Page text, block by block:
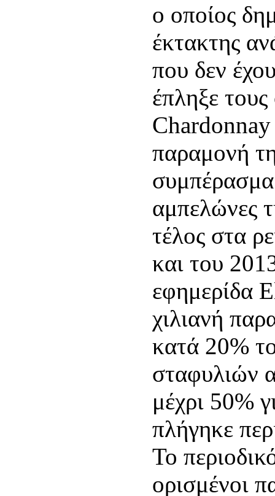
ο οποίος
έκτακτης
που δεν
έπληξε
παραμονή
συμπέρασμα
αμπελώνες
τέλος στα
και του
εφημερίδα
χιλιανή
κατά 20%
σταφυλιών
μέχρι 50%
πλήγηκε
Το
ορισμένοι